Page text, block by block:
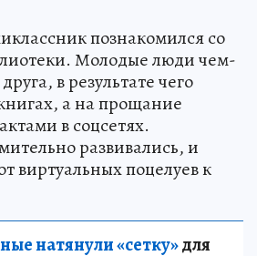
познакомился со
Молодые люди чем-
в результате чего
а на прощание
в соцсетях.
развивались, и
виртуальных поцелуев к
натянули «сетку»для